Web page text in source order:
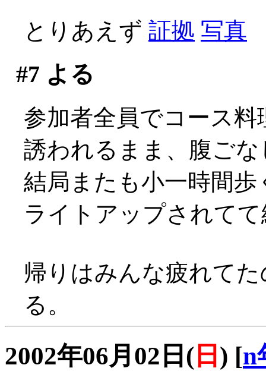
とりあえず 証拠 写真
#7 よる
参加者全員でコース料
誘われるまま、腹ご
結局またも小一時間歩
ライトアップされて
帰りはみんな疲れて
る。
2002年06月02日( 日 ) [n